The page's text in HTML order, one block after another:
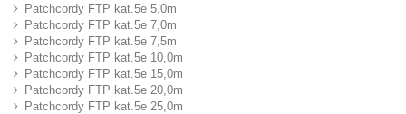
Patchcordy FTP kat.5e 5,0m
Patchcordy FTP kat.5e 7,0m
Patchcordy FTP kat.5e 7,5m
Patchcordy FTP kat.5e 10,0m
Patchcordy FTP kat.5e 15,0m
Patchcordy FTP kat.5e 20,0m
Patchcordy FTP kat.5e 25,0m